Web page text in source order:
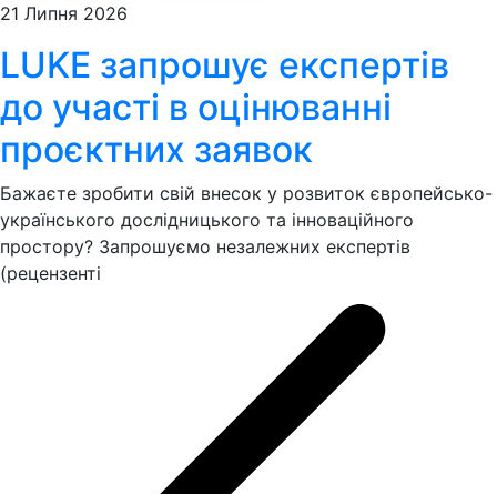
21 Липня 2026
LUKE запрошує експертів
до участі в оцінюванні
проєктних заявок
Бажаєте зробити свій внесок у розвиток європейсько-
українського дослідницького та інноваційного
простору? Запрошуємо незалежних експертів
(рецензенті